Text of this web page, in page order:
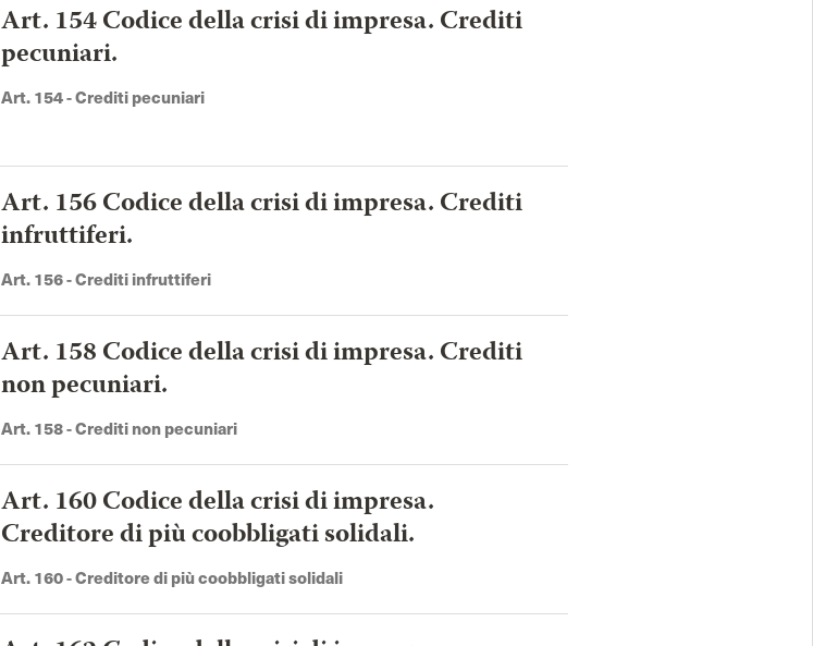
Art. 154 Codice della crisi di impresa. Crediti
pecuniari.
Art. 154 - Crediti pecuniari
Art. 156 Codice della crisi di impresa. Crediti
infruttiferi.
Art. 156 - Crediti infruttiferi
Art. 158 Codice della crisi di impresa. Crediti
non pecuniari.
Art. 158 - Crediti non pecuniari
Art. 160 Codice della crisi di impresa.
Creditore di più coobbligati solidali.
Art. 160 - Creditore di più coobbligati solidali